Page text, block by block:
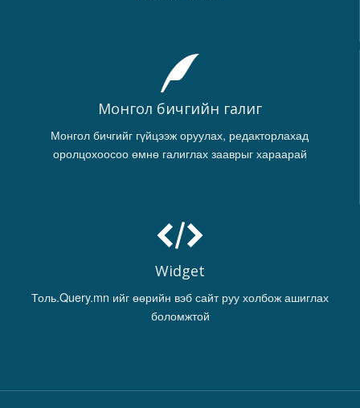
Монгол бичгийн галиг
Монгол бичгийг гүйцээж оруулах, редакторлахад
оролцохоосоо өмнө галиглах зааврыг хараарай
Widget
Толь.Query.mn ийг өөрийн вэб сайт руу холбож ашиглах
боломжтой